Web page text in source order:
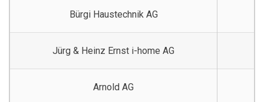
Bürgi Haustechnik AG
Jürg & Heinz Ernst i-home AG
Arnold AG